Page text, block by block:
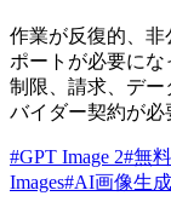
作業が反復的、
ポートが必要にな
制限、請求、デー
バイダー契約が必
#GPT Image 2#無
Images#AI画像生成